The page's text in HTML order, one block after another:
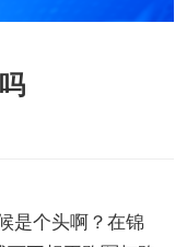
是个头啊？在锦